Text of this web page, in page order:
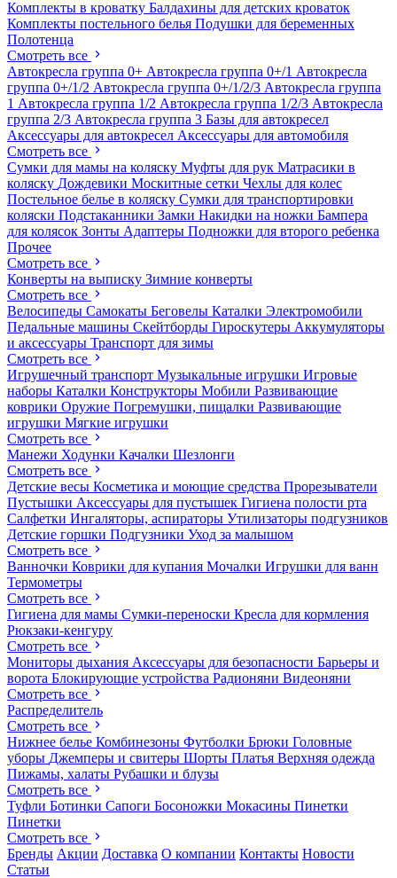
Комплекты в кроватку Балдахины для детских кроваток
Комплекты постельного белья Подушки для беременных
Полотенца
Смотреть все
Автокресла группа 0+ Автокресла группа 0+/1 Автокресла
группа 0+/1/2 Автокресла группа 0+/1/2/3 Автокресла группа
1 Автокресла группа 1/2 Автокресла группа 1/2/3 Автокресла
группа 2/3 Автокресла группа 3 Базы для автокресел
Аксессуары для автокресел Аксессуары для автомобиля
Смотреть все
Сумки для мамы на коляску Муфты для рук Матрасики в
коляску Дождевики Москитные сетки Чехлы для колес
Постельное белье в коляску Сумки для транспортировки
коляски Подстаканники Замки Накидки на ножки Бампера
для колясок Зонты Адаптеры Подножки для второго ребенка
Прочее
Смотреть все
Конверты на выписку Зимние конверты
Смотреть все
Велосипеды Самокаты Беговелы Каталки Электромобили
Педальные машины Скейтборды Гироскутеры Аккумуляторы
и аксессуары Транспорт для зимы
Смотреть все
Игрушечный транспорт Музыкальные игрушки Игровые
наборы Каталки Конструкторы Мобили Развивающие
коврики Оружие Погремушки, пищалки Развивающие
игрушки Мягкие игрушки
Смотреть все
Манежи Ходунки Качалки Шезлонги
Смотреть все
Детские весы Косметика и моющие средства Прорезыватели
Пустышки Аксессуары для пустышек Гигиена полости рта
Салфетки Ингаляторы, аспираторы Утилизаторы подгузников
Детские горшки Подгузники Уход за малышом
Смотреть все
Ванночки Коврики для купания Мочалки Игрушки для ванн
Термометры
Смотреть все
Гигиена для мамы Сумки-переноски Кресла для кормления
Рюкзаки-кенгуру
Смотреть все
Мониторы дыхания Аксессуары для безопасности Барьеры и
ворота Блокирующие устройства Радионяни Видеоняни
Смотреть все
Распределитель
Смотреть все
Нижнее белье Комбинезоны Футболки Брюки Головные
уборы Джемперы и свитеры Шорты Платья Верхняя одежда
Пижамы, халаты Рубашки и блузы
Смотреть все
Туфли Ботинки Сапоги Босоножки Мокасины Пинетки
Пинетки
Смотреть все
Бренды Акции Доставка О компании Контакты Новости
Статьи